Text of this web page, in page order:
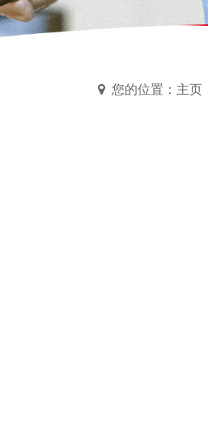
您的位置：主页